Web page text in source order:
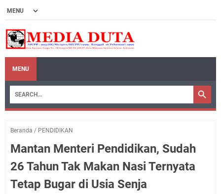
MENU
Beranda / PENDIDIKAN
Mantan Menteri Pendidikan, Sudah
26 Tahun Tak Makan Nasi Ternyata
Tetap Bugar di Usia Senja